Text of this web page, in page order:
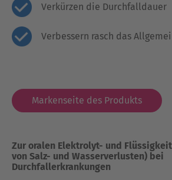
Verkürzen die Durchfalldauer
Verbessern rasch das
Markenseite des Produkts
Zur oralen Elektrolyt- und
von Salz- und Wasserverlusten) bei
Durchfallerkrankungen